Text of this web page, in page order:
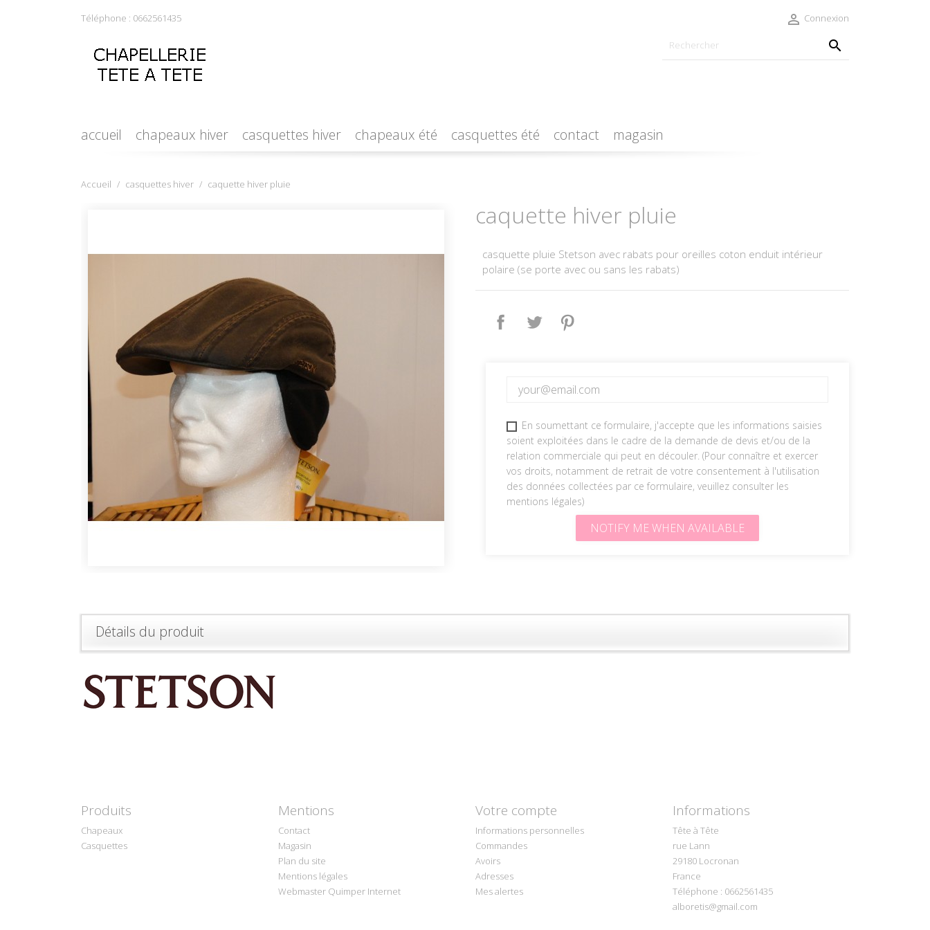
Téléphone : 0662561435  Connexion
accueil chapeaux hiver casquettes hiver chapeaux été casquettes été contact magasin

Accueil casquettes hiver caquette hiver pluie
caquette hiver pluie
casquette pluie Stetson avec rabats pour oreilles coton enduit intérieur
polaire (se porte avec ou sans les rabats)
Partager Tweet
En soumettant ce formulaire, j'accepte que les informations saisies
soient exploitées dans le cadre de la demande de devis et/ou de la
relation commerciale qui peut en découler. (Pour connaître et exercer
vos droits, notamment de retrait de votre consentement à l'utilisation
des données collectées par ce formulaire, veuillez consulter les
mentions légales)
NOTIFY ME WHEN AVAILABLE
Détails du produit
Produits
Chapeaux
Casquettes
Mentions
Contact
Magasin
Plan du site
Mentions légales
Webmaster Quimper Internet
Votre compte
Informations personnelles
Commandes
Avoirs
Adresses
Mes alertes
Informations
Tête à Tête
rue Lann
29180 Locronan
France
Téléphone : 0662561435
alboretis@gmail.com